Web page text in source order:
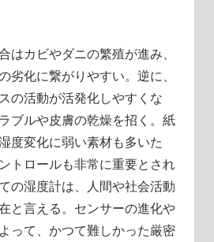
はカビやダニの繁殖が進み、
劣化に繋がりやすい。逆に、
の活動が活発化しやすくな
ブルや皮膚の乾燥を招く。紙
度変化に弱い素材も多いた
トロールも非常に重要とされ
の湿度計は、人間や社会活動
と言える。センサーの進化や
って、かつて難しかった厳密